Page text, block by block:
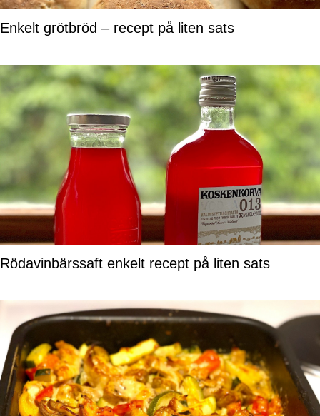
Enkelt grötbröd – recept på liten sats
Rödavinbärssaft enkelt recept på liten sats